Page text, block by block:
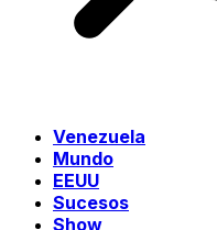
Venezuela
Mundo
EEUU
Sucesos
Show